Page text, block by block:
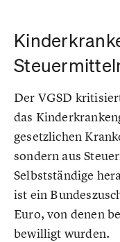
Der VGSD
das
gesetzlichen
sondern aus
Selbstständige
ist ein
Euro, von denen
bewilligt wurden.